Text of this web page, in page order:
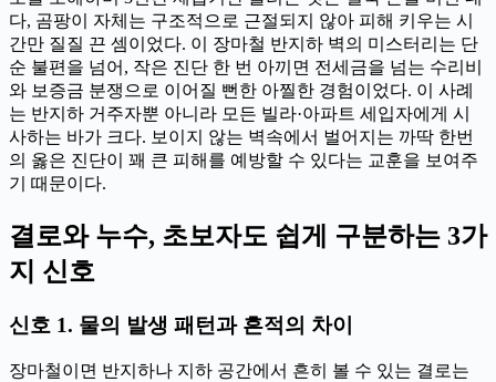
다, 곰팡이 자체는 구조적으로 근절되지 않아 피해 키우는 시
간만 질질 끈 셈이었다. 이 장마철 반지하 벽의 미스터리는 단
순 불편을 넘어, 작은 진단 한 번 아끼면 전세금을 넘는 수리비
와 보증금 분쟁으로 이어질 뻔한 아찔한 경험이었다. 이 사례
는 반지하 거주자뿐 아니라 모든 빌라·아파트 세입자에게 시
사하는 바가 크다. 보이지 않는 벽속에서 벌어지는 까딱 한번
의 옳은 진단이 꽤 큰 피해를 예방할 수 있다는 교훈을 보여주
기 때문이다.
결로와 누수, 초보자도 쉽게 구분하는 3가
지 신호
신호 1. 물의 발생 패턴과 흔적의 차이
장마철이면 반지하나 지하 공간에서 흔히 볼 수 있는 결로는